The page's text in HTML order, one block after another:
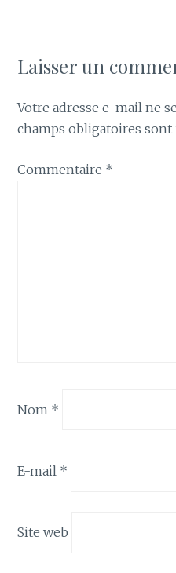
Laisser un
Votre adresse e-mail ne
champs obligatoires sont
Commentaire *
Nom *
E-mail *
Site web